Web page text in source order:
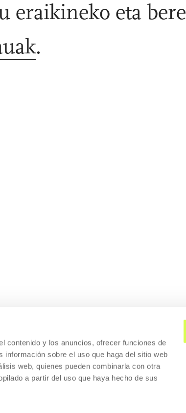
contenido y los anuncios, ofrecer funciones de
sobre el uso que haga del sitio web
web, quienes pueden combinarla con otra
a partir del uso que haya hecho de sus
eraikineko eta bere
.